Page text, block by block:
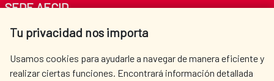
Tu privacidad nos importa
Usamos cookies para ayudarle a navegar de manera eficiente y
realizar ciertas funciones. Encontrará información detallada
SEDE AECID
Av. Reyes Católicos 4 - 28040 Madrid
centro.informacion@aecid.es